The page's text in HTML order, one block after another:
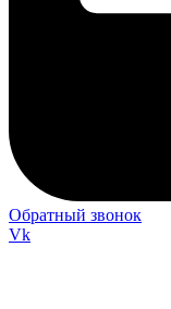
Обратный звонок
Vk